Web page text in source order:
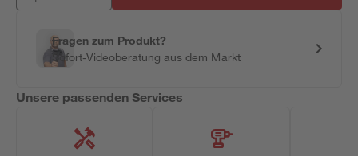
Fragen zum Produkt?
Sofort-Videoberatung aus dem Markt
Unsere passenden Services